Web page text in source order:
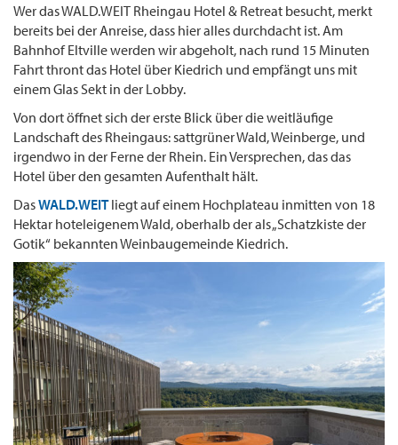
Wer das WALD.WEIT Rheingau Hotel & Retreat besucht, merkt
bereits bei der Anreise, dass hier alles durchdacht ist. Am
Bahnhof Eltville werden wir abgeholt, nach rund 15 Minuten
Fahrt thront das Hotel über Kiedrich und empfängt uns mit
einem Glas Sekt in der Lobby.
Von dort öffnet sich der erste Blick über die weitläufige
Landschaft des Rheingaus: sattgrüner Wald, Weinberge, und
irgendwo in der Ferne der Rhein. Ein Versprechen, das das
Hotel über den gesamten Aufenthalt hält.
DasWALD.WEITliegt auf einem Hochplateau inmitten von 18
Hektar hoteleigenem Wald, oberhalb der als „Schatzkiste der
Gotik“ bekannten Weinbaugemeinde Kiedrich.